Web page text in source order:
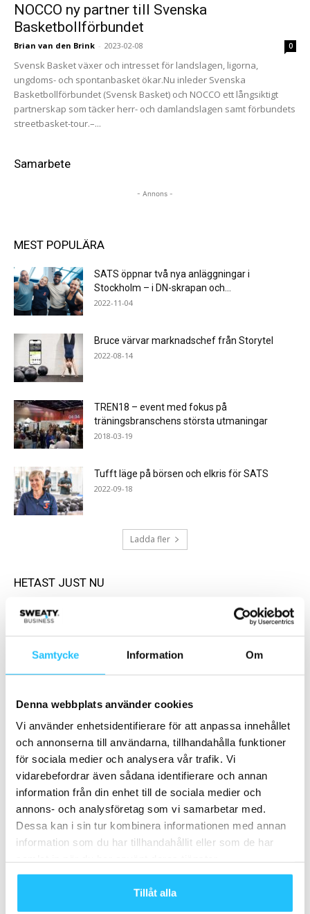
Samtycke Information Om
Denna webbplats använder cookies
Vi använder enhetsidentifierare för att anpassa innehållet
och annonserna till användarna, tillhandahålla funktioner
för sociala medier och analysera vår trafik. Vi
vidarebefordrar även sådana identifierare och annan
information från din enhet till de sociala medier och
annons- och analysföretag som vi samarbetar med.
Dessa kan i sin tur kombinera informationen med annan
information som du har tillhandahållit eller som de har
Tillåt alla
NOCCO ny partner till Svenska
Basketbollförbundet
Brian van den Brink - 2023-02-08 0
Svensk Basket växer och intresset för landslagen, ligorna,
ungdoms- och spontanbasket ökar.Nu inleder Svenska
Basketbollförbundet (Svensk Basket) och NOCCO ett långsiktigt
partnerskap som täcker herr- och damlandslagen samt förbundets
streetbasket-tour.–...
Samarbete
- Annons -
MEST POPULÄRA
SATS öppnar två nya anläggningar i
Stockholm – i DN-skrapan och...
2022-11-04
Bruce värvar marknadschef från Storytel
2022-08-14
TREN18 – event med fokus på
träningsbranschens största utmaningar
2018-03-19
Tufft läge på börsen och elkris för SATS
2022-09-18
Ladda fler
HETAST JUST NU
Apple Fitness+ lanseras i
Sverige den 15 december
Erbjudande på
onlineutbildningar hos Human
Performance
öppnat (Slutsålt!)